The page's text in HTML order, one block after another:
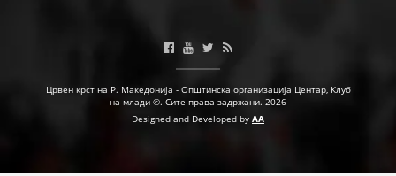
Црвен крст на Р. Македонија - Општинска организација Центар, Клуб
на млади ©. Сите права задржани. 2026
Designed and Developed by AA